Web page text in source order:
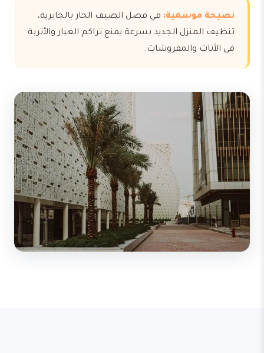
نصيحة موسمية: في فصل الصيف الحار بالجابرية،
تنظيف المنزل الجديد بسرعة يمنع تراكم الغبار والأتربة
في الأثاث والمفروشات.